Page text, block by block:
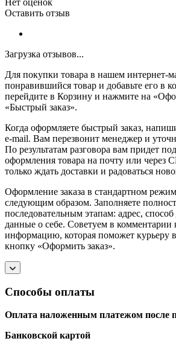
Оставить отзыв
Загрузка отзывов...
Для покупки товара в нашем интернет-
понравившийся товар и добавьте его в
перейдите в Корзину и нажмите на
«Быстрый заказ».
Когда оформляете быстрый заказ,
e-mail. Вам перезвонит менеджер и
По результатам разговора вам придет
оформления товара на почту или через
только ждать доставки и радоваться
Оформление заказа в стандартном
следующим образом. Заполняете
последовательным этапам: адрес,
данные о себе. Советуем в комментарии
информацию, которая поможет курьеру
кнопку «Оформить заказ».
Способы оплаты
Оплата наложенным платежом после
Банковской картой